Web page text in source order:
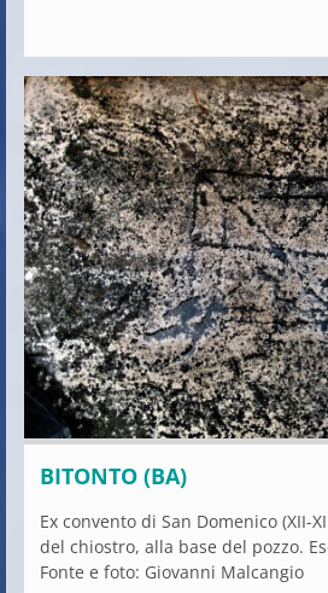
BITONTO (BA)
Ex convento di San Domenico (XII-
del chiostro, alla base del pozzo.
Fonte e foto: Giovanni Malcangio